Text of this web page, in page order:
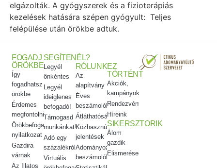
elgázolták. A gyógyszerek és a fizioterápiás
kezelések hatására szépen gyógyult: Teljes
felépülése után örökbe adtuk.
FOGADJ
ÖRÖKBE
Így
fogadhatsz
örökbe
Érdemes
megfontolni
Örökbefogadói
nyilatkozat
Gazdira
várnak
Az Illatos
SEGÍTENÉL?
Legyél
önkéntes
Legyél
ideiglenes
befogadó!
Támogasd
munkánkat!
Adó egy
százalékról
Virtuális
RÓLUNK
Az
alapítvány
Éves
beszámolók
Átláthatóság
Közhasznúsági
jelentések
Adományozási
beszámolók
EZ
TÖRTÉNT
Akciók,
kampányok
Rendezvényeink
Híreink
SIKERSZTORIK
Álom
gazdik
Elismeréseink